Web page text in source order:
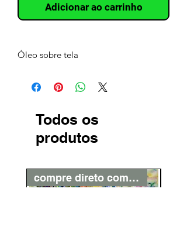
Adicionar ao carrinho
Óleo sobre tela
Todos os
produtos
compre direto com o artista